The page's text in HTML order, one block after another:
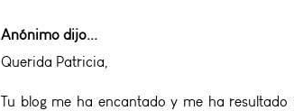
Anónimo dijo...
Querida Patricia,
Tu blog me ha encantado y me ha